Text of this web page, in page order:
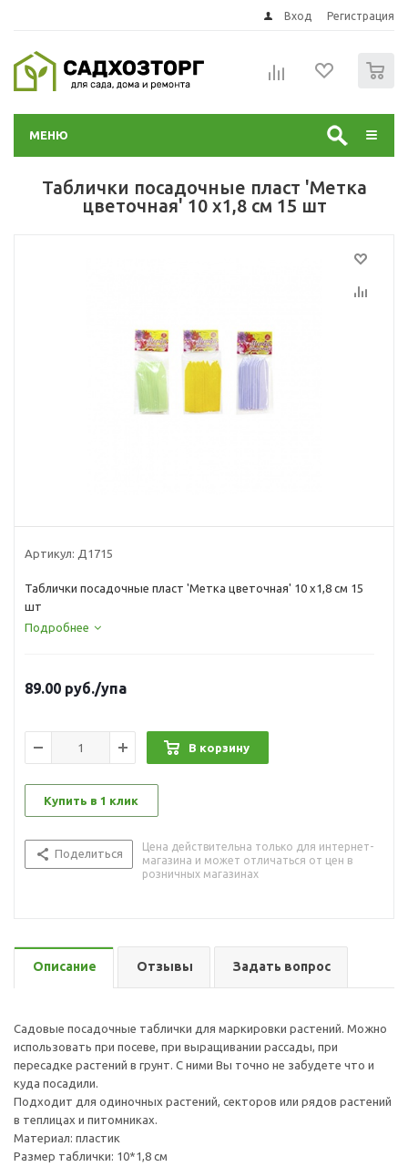
Вход Регистрация
МЕНЮ
Таблички посадочные пласт 'Метка
цветочная' 10 х1,8 см 15 шт
Артикул: Д1715
Таблички посадочные пласт 'Метка цветочная' 10 х1,8 см 15
шт
Подробнее
89.00 руб./упа
В корзину
Купить в 1 клик
Поделиться
Цена действительна только для интернет-
магазина и может отличаться от цен в
розничных магазинах
Описание Отзывы Задать вопрос
Садовые посадочные таблички для маркировки растений. Можно
использовать при посеве, при выращивании рассады, при
пересадке растений в грунт. С ними Вы точно не забудете что и
куда посадили.
Подходит для одиночных растений, секторов или рядов растений
в теплицах и питомниках.
Материал: пластик
Размер таблички: 10*1,8 см